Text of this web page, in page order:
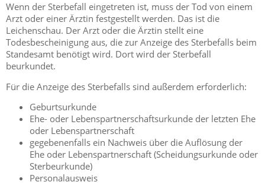
Wenn der Sterbefall eingetreten ist, muss der Tod von einem
Arzt oder einer Ärztin festgestellt werden. Das ist die
Leichenschau. Der Arzt oder die Ärztin stellt eine
Todesbescheinigung aus, die zur Anzeige des Sterbefalls beim
Standesamt benötigt wird. Dort wird der Sterbefall
beurkundet.
Für die Anzeige des Sterbefalls sind außerdem erforderlich:
Geburtsurkunde
Ehe- oder Lebenspartnerschaftsurkunde der letzten Ehe
oder Lebenspartnerschaft
gegebenenfalls ein Nachweis über die Auflösung der
Ehe oder Lebenspartnerschaft (Scheidungsurkunde oder
Sterbeurkunde)
Personalausweis